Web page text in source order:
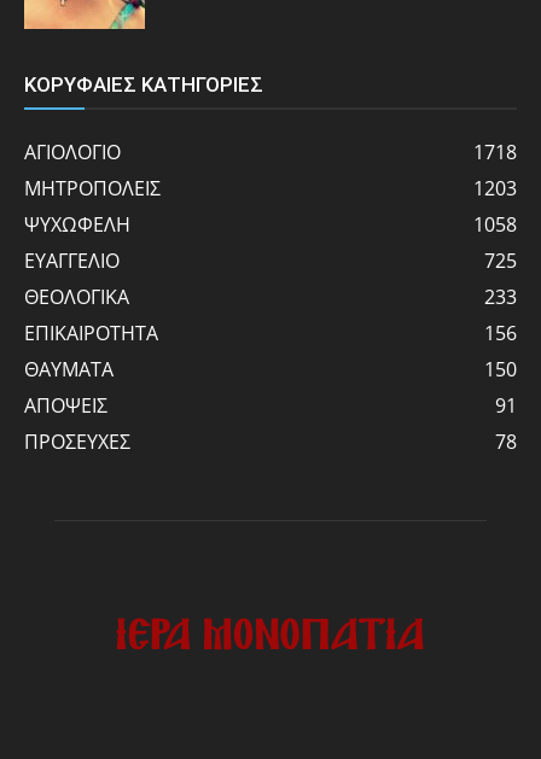
ΚΟΡΥΦΑΙΕΣ ΚΑΤΗΓΟΡΙΕΣ
ΑΓΙΟΛΟΓΙΟ
1718
ΜΗΤΡΟΠΟΛΕΙΣ
1203
ΨΥΧΩΦΕΛΗ
1058
ΕΥΑΓΓΕΛΙΟ
725
ΘΕΟΛΟΓΙΚΑ
233
ΕΠΙΚΑΙΡΟΤΗΤΑ
156
ΘΑΥΜΑΤΑ
150
ΑΠΟΨΕΙΣ
91
ΠΡΟΣΕΥΧΕΣ
78